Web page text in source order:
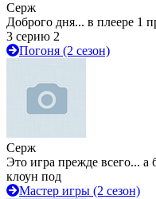
Серж
Доброго дня... в плеере 1
3 серию 2
Погоня (2 сезон)
Серж
Это игра прежде всего...
клоун под
Мастер игры (2 сезон)